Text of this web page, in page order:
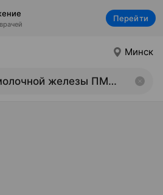
Перейти
Минск